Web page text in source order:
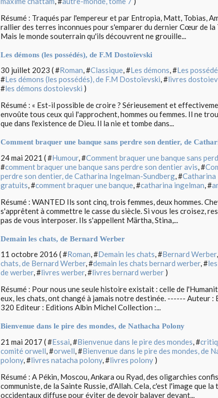
Résumé : Traqués par l'empereur et par Entropia, Matt, Tobias,
rallier des terres inconnues pour s'emparer du dernier Cœur de
Mais le monde souterrain qu'ils découvrent ne grouille...
Les démons (les possédés), de F.M Dostoïevski
30 juillet 2023 ( #Roman, #Classique, #Les démons, #Les
#Les démons (les possédés), de F.M Dostoïevski, #livres
#les démons dostoievski )
Résumé : « Est-il possible de croire ? Sérieusement et
envoûte tous ceux qui l'approchent, hommes ou femmes. Il ne
que dans l'existence de Dieu. Il la nie et tombe dans...
Comment braquer une banque sans perdre son dentier, de
24 mai 2021 ( #Humour, #Comment braquer une banque sans
#comment braquer une banque sans perdre son dentier avis, #
perdre son dentier, de Catharina Ingelman-Sundberg, #Catharina
gratuits, #comment braquer une banque, #catharina ingelman, #
Résumé : WANTED Ils sont cinq, trois femmes, deux hommes.
s'apprêtent à commettre le casse du siècle. Si vous les croisez,
pas de vous interposer. Ils s'appellent Märtha, Stina,...
Demain les chats, de Bernard Werber
11 octobre 2016 ( #Roman, #Demain les chats, #Bernard Werber
chats, de Bernard Werber, #demain les chats bernard werber, #
de werber, #livres werber, #livres bernard werber )
Résumé : Pour nous une seule histoire existait : celle de
eux, les chats, ont changé à jamais notre destinée. ------ Auteur :
320 Editeur : Editions Albin Michel Collection :...
Bienvenue dans le pire des mondes, de Nathacha Polony
21 mai 2017 ( #Essai, #Bienvenue dans le pire des mondes, #
comité orwell, #orwell, #Bienvenue dans le pire des mondes, de
polony, #livres natacha polony, #livres polony )
Résumé : A Pékin, Moscou, Ankara ou Ryad, des oligarchies
communiste, de la Sainte Russie, d'Allah. Cela, c'est l'image que
occidentaux diffuse pour éviter de devoir balayer devant...